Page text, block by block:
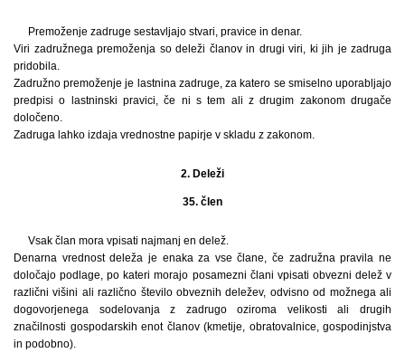
Premoženje zadruge sestavljajo stvari, pravice in denar.
Viri zadružnega premoženja so deleži članov in drugi viri, ki jih je zadruga
pridobila.
Zadružno premoženje je lastnina zadruge, za katero se smiselno uporabljajo
predpisi o lastninski pravici, če ni s tem ali z drugim zakonom drugače
določeno.
Zadruga lahko izdaja vrednostne papirje v skladu z zakonom.
2. Deleži
35. člen
Vsak član mora vpisati najmanj en delež.
Denarna vrednost deleža je enaka za vse člane, če zadružna pravila ne
določajo podlage, po kateri morajo posamezni člani vpisati obvezni delež v
različni višini ali različno število obveznih deležev, odvisno od možnega ali
dogovorjenega sodelovanja z zadrugo oziroma velikosti ali drugih
značilnosti gospodarskih enot članov (kmetije, obratovalnice, gospodinjstva
in podobno).